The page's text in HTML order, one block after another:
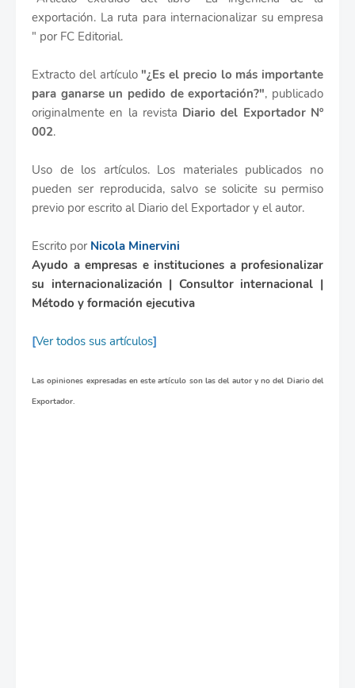
exportación. La ruta para internacionalizar su empresa
" por FC Editorial.
Extracto del artículo "¿Es el precio lo más importante
para ganarse un pedido de exportación?", publicado
originalmente en la revista Diario del Exportador Nº
002.
Uso de los artículos. Los materiales publicados no
pueden ser reproducida, salvo se solicite su permiso
previo por escrito al Diario del Exportador y el autor.
Escrito por Nicola Minervini
Ayudo a empresas e instituciones a profesionalizar
su internacionalización | Consultor internacional |
Método y formación ejecutiva
[Ver todos sus artículos]
Las opiniones expresadas en este artículo son las del autor y no del Diario del
Exportador.